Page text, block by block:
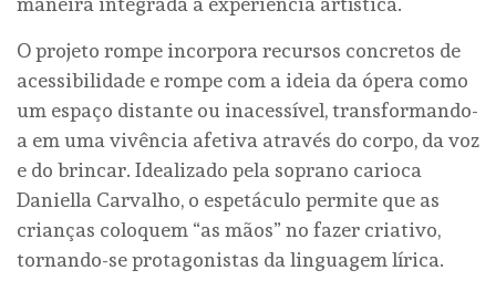
O projeto rompe incorpora recursos concretos de
acessibilidade e rompe com a ideia da ópera como
um espaço distante ou inacessível, transformando-
a em uma vivência afetiva através do corpo, da voz
e do brincar. Idealizado pela soprano carioca
Daniella Carvalho, o espetáculo permite que as
crianças coloquem “as mãos” no fazer criativo,
tornando-se protagonistas da linguagem lírica.